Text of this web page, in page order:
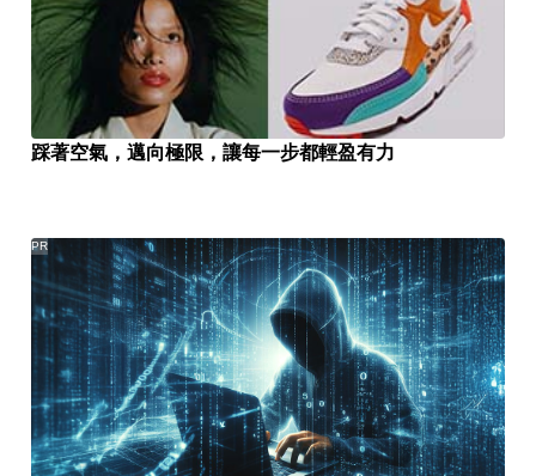
踩著空氣，邁向極限，讓每一步都輕盈有力
PR